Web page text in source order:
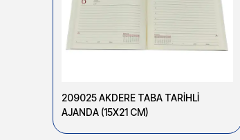
209025 AKDERE TABA TARİHLİ
AJANDA (15X21 CM)